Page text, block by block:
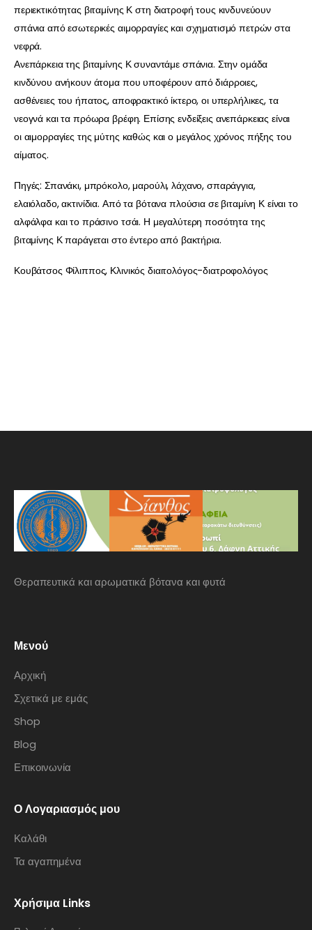
περιεκτικότητας βιταμίνης Κ στη διατροφή τους κινδυνεύουν
σπάνια από εσωτερικές αιμορραγίες και σχηματισμό πετρών στα
νεφρά.
Ανεπάρκεια της βιταμίνης Κ συναντάμε σπάνια. Στην ομάδα
κινδύνου ανήκουν άτομα που υποφέρουν από διάρροιες,
ασθένειες του ήπατος, αποφρακτικό ίκτερο, οι υπερλήλικες, τα
νεογνά και τα πρόωρα βρέφη. Επίσης ενδείξεις ανεπάρκειας είναι
οι αιμορραγίες της μύτης καθώς και ο μεγάλος χρόνος πήξης του
αίματος.
Πηγές: Σπανάκι, μπρόκολο, μαρούλι, λάχανο, σπαράγγια,
ελαιόλαδο, ακτινίδια. Από τα βότανα πλούσια σε βιταμίνη Κ είναι το
αλφάλφα και το πράσινο τσάι. Η μεγαλύτερη ποσότητα της
βιταμίνης Κ παράγεται στο έντερο από βακτήρια.
Κουβάτσος Φίλιππος, Κλινικός διαιτολόγος-διατροφολόγος
Θεραπευτικά και αρωματικά βότανα και φυτά
Μενού
Αρχική
Σχετικά με εμάς
Shop
Blog
Επικοινωνία
Ο Λογαριασμός μου
Καλάθι
Τα αγαπημένα
Χρήσιμα Links